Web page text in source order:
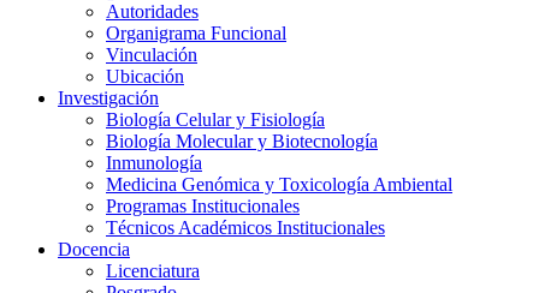
Autoridades
Organigrama Funcional
Vinculación
Ubicación
Investigación
Biología Celular y Fisiología
Biología Molecular y Biotecnología
Inmunología
Medicina Genómica y Toxicología Ambiental
Programas Institucionales
Técnicos Académicos Institucionales
Docencia
Licenciatura